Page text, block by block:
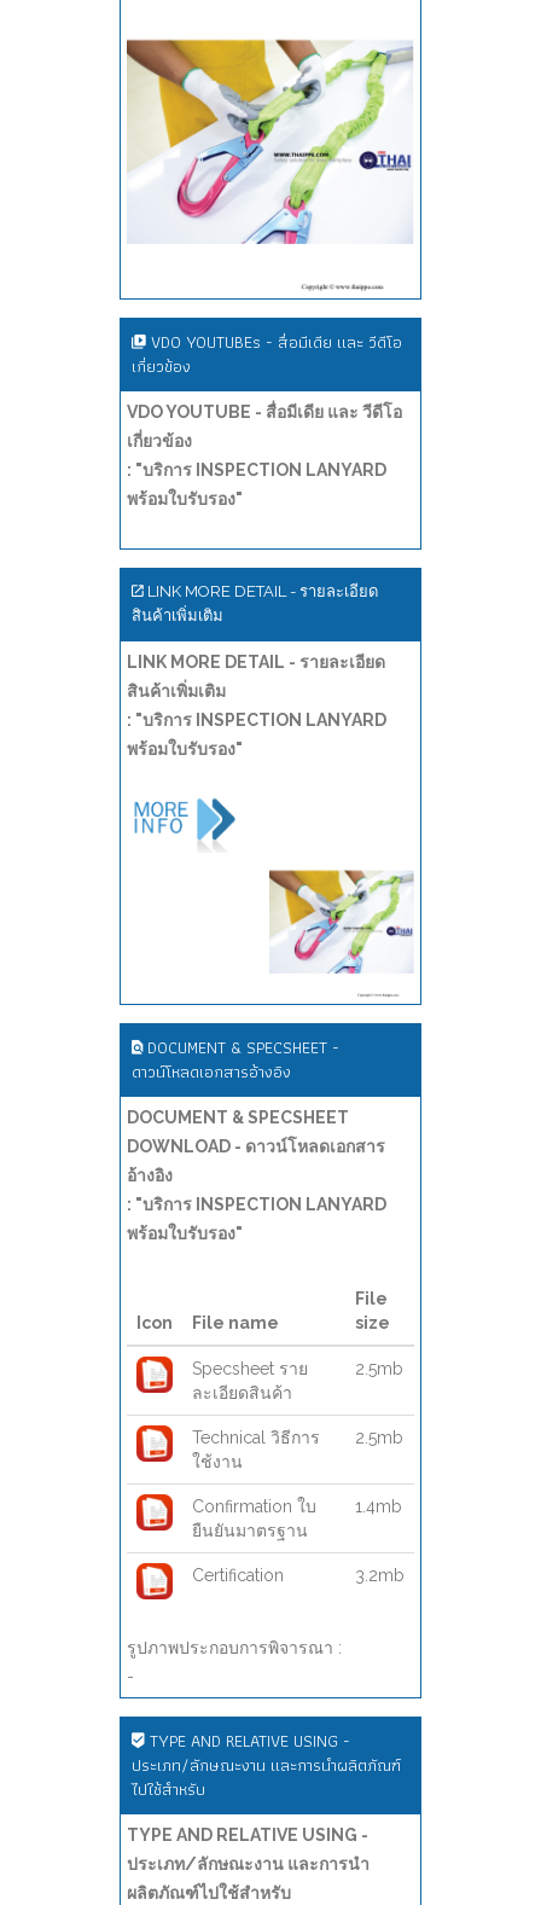
VDO YOUTUBEs - สื่อมีเดีย และ วีดีโอ
เกี่ยวข้อง
VDO YOUTUBE - สื่อมีเดีย และ วีดีโอ
เกี่ยวข้อง
: "บริการ INSPECTION LANYARD
พร้อมใบรับรอง"
LINK MORE DETAIL - รายละเอียด
สินค้าเพิ่มเติม
LINK MORE DETAIL - รายละเอียด
สินค้าเพิ่มเติม
: "บริการ INSPECTION LANYARD
พร้อมใบรับรอง"
DOCUMENT & SPECSHEET -
ดาวน์โหลดเอกสารอ้างอิง
DOCUMENT & SPECSHEET
DOWNLOAD - ดาวน์โหลดเอกสาร
อ้างอิง
: "บริการ INSPECTION LANYARD
พร้อมใบรับรอง"
Icon File name
File
size
Specsheet ราย
ละเอียดสินค้า
2.5mb
Technical วิธีการ
ใช้งาน
2.5mb
Confirmation ใบ
ยืนยันมาตรฐาน
1.4mb
Certification 3.2mb
รูปภาพประกอบการพิจารณา :
-
TYPE AND RELATIVE USING -
ประเภท/ลักษณะงาน และการนำผลิตภัณฑ์
ไปใช้สำหรับ
TYPE AND RELATIVE USING -
ประเภท/ลักษณะงาน และการนำ
ผลิตภัณฑ์ไปใช้สำหรับ